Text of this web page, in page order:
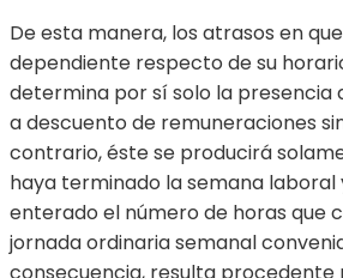
De esta manera, los atrasos en
dependiente respecto de su
determina por sí solo la presencia
a descuento de remuneraciones
contrario, éste se producirá
haya terminado la semana laboral
enterado el número de horas que
jornada ordinaria semanal